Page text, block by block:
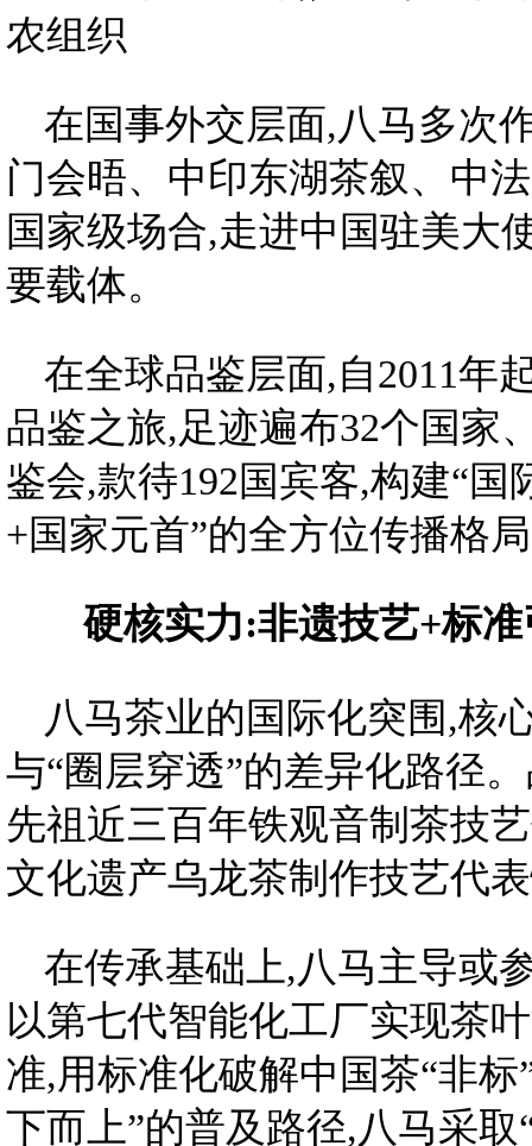
农组织
在国事外交层面,八马多次
门会晤、中印东湖茶叙、中
国家级场合,走进中国驻美大
要载体。
在全球品鉴层面,自2011年
品鉴之旅,足迹遍布32个国家
鉴会,款待192国宾客,构建“
+国家元首”的全方位传播格
硬核实力:非遗技艺+标准
八马茶业的国际化突围,核
与“圈层穿透”的差异化路径
先祖近三百年铁观音制茶技
文化遗产乌龙茶制作技艺代
在传承基础上,八马主导或
以第七代智能化工厂实现茶
准,用标准化破解中国茶“非
下而上”的普及路径,八马采